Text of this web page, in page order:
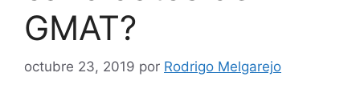
GMAT?
octubre 23, 2019 por Rodrigo Melgarejo